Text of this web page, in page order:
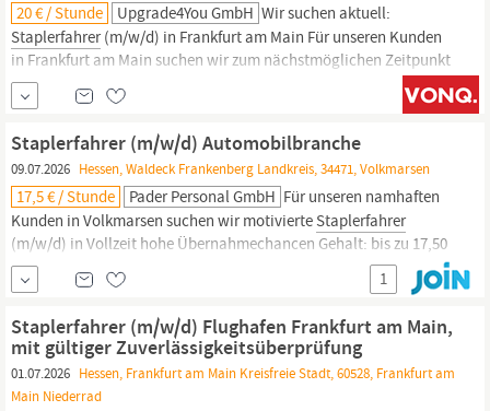
20 € / Stunde Upgrade4You GmbH Wir suchen aktuell:
Staplerfahrer(m/w/d) in Frankfurt am Main Für unseren Kunden
in Frankfurt am Main suchen wir zum nächstmöglichen Zeitpunkt
einen zuverlässigen Logistikmitarbeiter /
(m/w/d).
Sie arbeiten gerne im Lager- und Logistikbereich, sind körperlich
belastbar und behalten auch in einem dynamischen
Arbeitsumfeld...
Staplerfahrer (m/w/d) Automobilbranche
09.07.2026 Hessen, Waldeck Frankenberg Landkreis, 34471, Volkmarsen
17,5 € / Stunde Pader Personal GmbH Für unseren namhaften
Kunden in Volkmarsen suchen wir motivierte Staplerfahrer
(m/w/d) in Vollzeit hohe Übernahmechancen Gehalt: bis zu 17,50
€ pro Stunde Aufgaben Bedienung von Frontstaplern Bereitstellen
von Waren und Gütern Kommissionierung Qualifikation gültiger
Staplerschein Erste Erfahrungen wünschenswert Zuverlässigkeit
Motivation Benefits
1
Staplerfahrer (m/w/d) Flughafen Frankfurt am Main,
mit gültiger Zuverlässigkeitsüberprüfung
01.07.2026 Hessen, Frankfurt am Main Kreisfreie Stadt, 60528, Frankfurt am
Main Niederrad